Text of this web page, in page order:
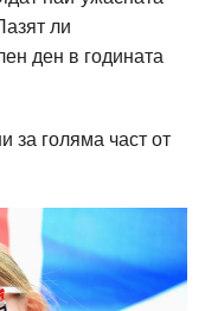
ли
ден в годината
за голяма част от